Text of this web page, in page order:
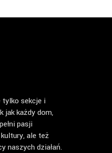
tylko sekcje i
jak każdy dom,
pasji
ale też
naszych działań.